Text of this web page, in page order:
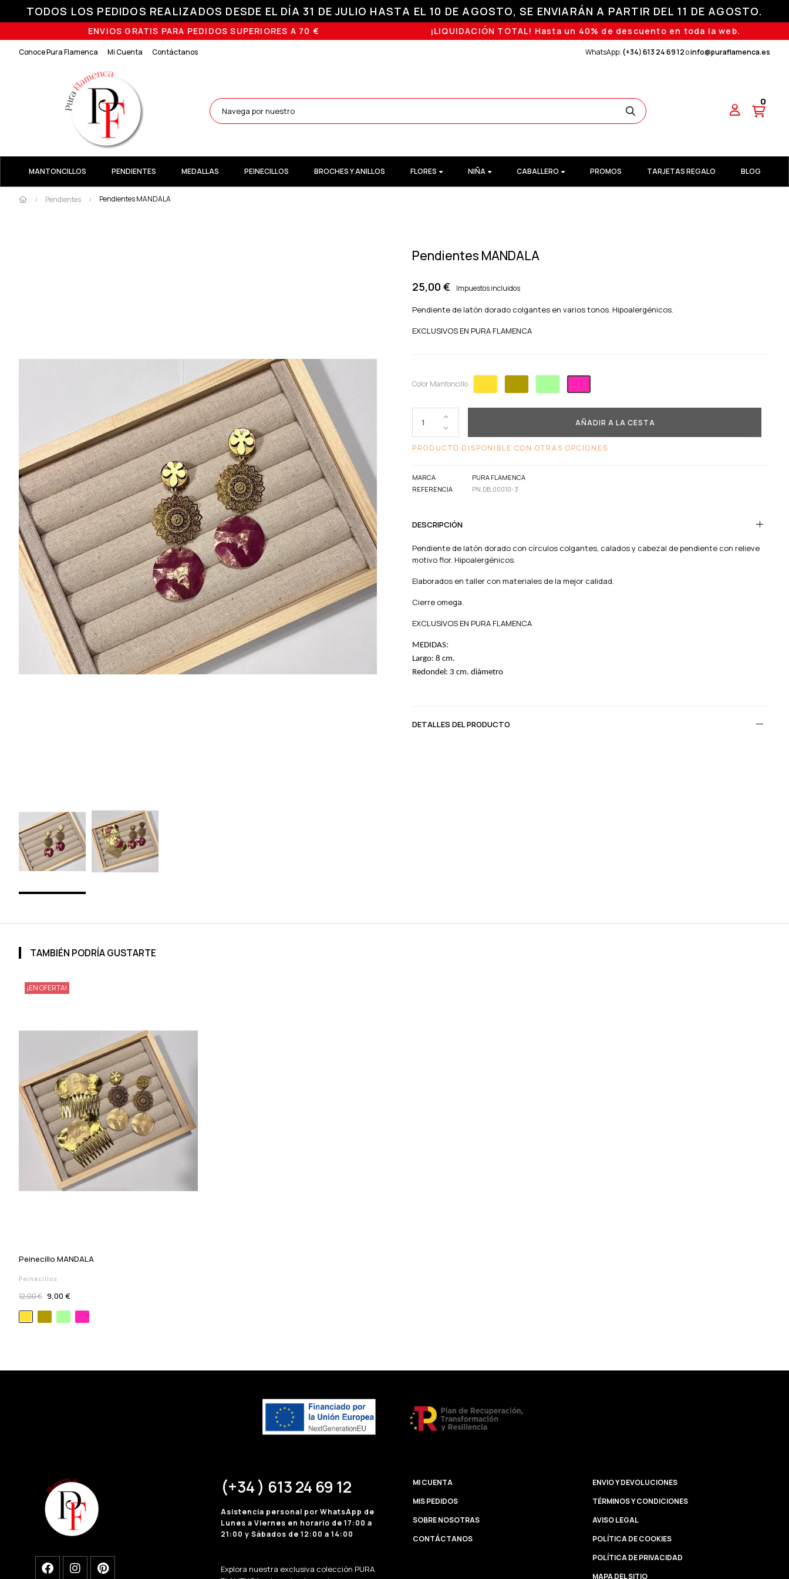
TODOS LOS PEDIDOS REALIZADOS DESDE EL DÍA 31 DE JULIO HASTA EL 10 DE AGOSTO, SE ENVIARÁN A PARTIR DEL 11 DE AGOSTO.
ENVIOS GRATIS PARA PEDIDOS SUPERIORES A 70 € ¡LIQUIDACIÓN TOTAL! Hasta un 40% de descuento en toda la web.
Conoce Pura Flamenca Mi Cuenta Contáctanos WhatsApp: (+34) 613 24 69 12oinfo@puraflamenca.es
0
MANTONCILLOS PENDIENTES MEDALLAS PEINECILLOS BROCHES Y ANILLOS FLORES NIÑA CABALLERO PROMOS TARJETAS REGALO BLOG
Pendientes Pendientes MANDALA
Pendientes MANDALA
25,00 € Impuestos incluidos
Pendiente de latón dorado colgantes en varios tonos. Hipoalergénicos.
EXCLUSIVOS EN PURA FLAMENCA
Color Mantoncillo
AÑADIR A LA CESTA
PRODUCTO DISPONIBLE CON OTRAS OPCIONES
MARCA
PURA FLAMENCA
REFERENCIA
PN.DB.00010-3
DESCRIPCIÓN
Pendiente de latón dorado con círculos colgantes, calados y cabezal de pendiente con relieve
motivo flor. Hipoalergénicos.
Elaborados en taller con materiales de la mejor calidad.
Cierre omega.
EXCLUSIVOS EN PURA FLAMENCA
MEDIDAS:
Largo: 8 cm.
Redondel: 3 cm. diámetro
DETALLES DEL PRODUCTO
TAMBIÉN PODRÍA GUSTARTE
¡EN OFERTA!
Peinecillo MANDALA
Peinecillos
12,00 € 9,00 €
(+34 ) 613 24 69 12
Asistencia personal por WhatsApp de
Lunes a Viernes en horario de 17:00 a
21:00 y Sábados de 12:00 a 14:00
Explora nuestra exclusiva colección PURA
MI CUENTA
MIS PEDIDOS
SOBRE NOSOTRAS
CONTÁCTANOS
ENVIO Y DEVOLUCIONES
TÉRMINOS Y CONDICIONES
AVISO LEGAL
POLÍTICA DE COOKIES
POLÍTICA DE PRIVACIDAD
MAPA DEL SITIO